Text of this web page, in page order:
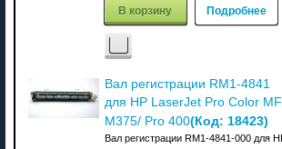
В корзину Подробнее
Вал регистрации RM1-4841
для HP LaserJet Pro Color
M375/ Pro 400(Код: 18423)
Вал регистрации RM1-4841-000 для